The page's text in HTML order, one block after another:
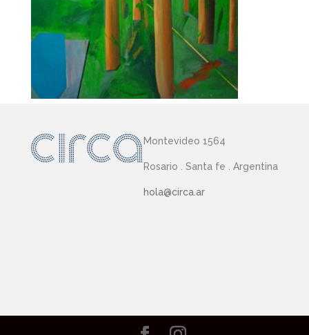
Montevideo 1564
Rosario . Santa fe . Argentina
hola@circa.ar